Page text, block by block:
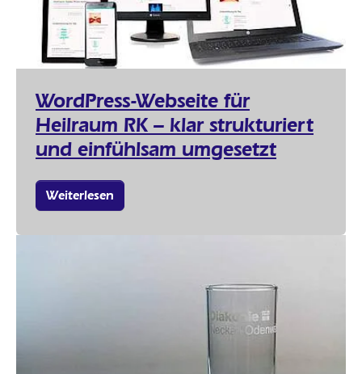
WordPress-Webseite für
Heilraum RK – klar strukturiert
und einfühlsam umgesetzt
Weiterlesen